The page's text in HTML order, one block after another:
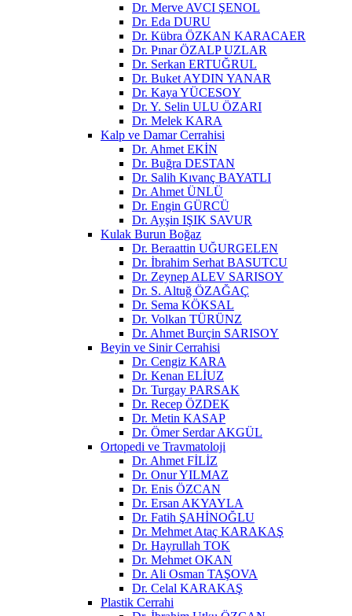
Dr. Merve AVCI ŞENOL
Dr. Eda DURU
Dr. Kübra ÖZKAN KARACAER
Dr. Pınar ÖZALP UZLAR
Dr. Serkan ERTUĞRUL
Dr. Buket AYDIN YANAR
Dr. Kaya YÜCESOY
Dr. Y. Selin ULU ÖZARI
Dr. Melek KARA
Kalp ve Damar Cerrahisi
Dr. Ahmet EKİN
Dr. Buğra DESTAN
Dr. Salih Kıvanç BAYATLI
Dr. Ahmet ÜNLÜ
Dr. Engin GÜRCÜ
Dr. Ayşin IŞIK SAVUR
Kulak Burun Boğaz
Dr. Beraattin UĞURGELEN
Dr. İbrahim Serhat BASUTCU
Dr. Zeynep ALEV SARISOY
Dr. S. Altuğ ÖZAĞAÇ
Dr. Sema KÖKSAL
Dr. Volkan TÜRÜNZ
Dr. Ahmet Burçin SARISOY
Beyin ve Sinir Cerrahisi
Dr. Cengiz KARA
Dr. Kenan ELİUZ
Dr. Turgay PARSAK
Dr. Recep ÖZDEK
Dr. Metin KASAP
Dr. Ömer Serdar AKGÜL
Ortopedi ve Travmatoloji
Dr. Ahmet FİLİZ
Dr. Onur YILMAZ
Dr. Enis ÖZCAN
Dr. Ersan AKYAYLA
Dr. Fatih ŞAHİNOĞLU
Dr. Mehmet Ataç KARAKAŞ
Dr. Hayrullah TOK
Dr. Mehmet OKAN
Dr. Ali Osman TAŞOVA
Dr. Celal KARAKAŞ
Plastik Cerrahi